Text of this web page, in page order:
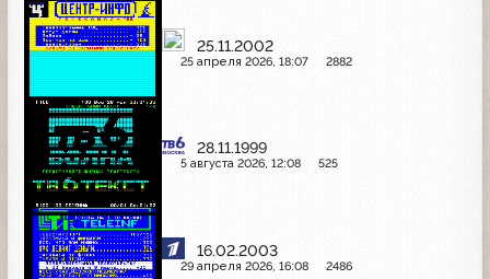
25.11.2002
25 апреля 2026, 18:07 2882
28.11.1999
5 августа 2026, 12:08 525
16.02.2003
29 апреля 2026, 16:08 2486